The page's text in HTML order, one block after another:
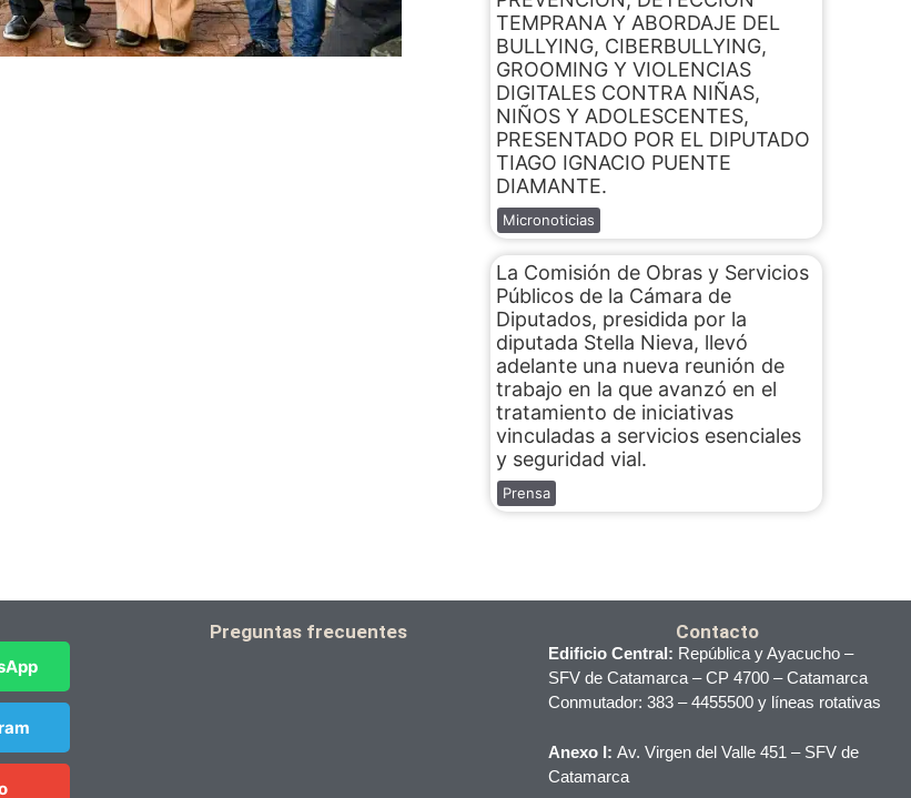
TEMPRANA Y ABORDAJE DEL
BULLYING, CIBERBULLYING,
GROOMING Y VIOLENCIAS
DIGITALES CONTRA NIÑAS,
NIÑOS Y ADOLESCENTES,
PRESENTADO POR EL DIPUTADO
TIAGO IGNACIO PUENTE
DIAMANTE.
Micronoticias
La Comisión de Obras y Servicios
Públicos de la Cámara de
Diputados, presidida por la
diputada Stella Nieva, llevó
adelante una nueva reunión de
trabajo en la que avanzó en el
tratamiento de iniciativas
vinculadas a servicios esenciales
y seguridad vial.
Prensa
Preguntas frecuentes Contacto
Edificio Central: República y Ayacucho –
SFV de Catamarca – CP 4700 – Catamarca
Conmutador: 383 – 4455500 y líneas rotativas
Anexo I: Av. Virgen del Valle 451 – SFV de
Catamarca